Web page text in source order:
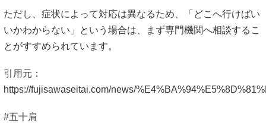
ただし、症状によって対応は異なるため、「どこへ行けばい
いかわからない」という場合は、まず専門機関へ相談するこ
とがすすめられています。
引用元：
https://fujisawaseitai.com/news/
#五十肩